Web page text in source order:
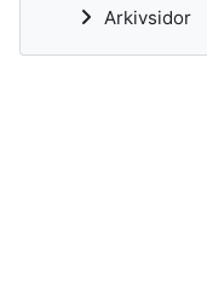
Arkivsidor